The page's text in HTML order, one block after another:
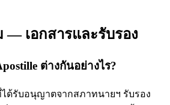
— เอกสารและรับรอง
ต่างกันอย่างไร?
ด้รับอนุญาตจากสภาทนายฯ รับรอง